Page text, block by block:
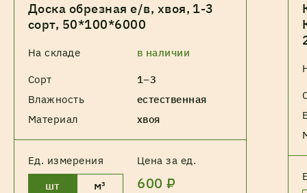
Доска обрезная е/в, хвоя, 1-3
сорт, 50*100*6000
На складе в наличии
Сорт
1–3
Влажность
естественная
Материал
хвоя
Ед. измерения Цена за ед.
шт м³ 600 ₽